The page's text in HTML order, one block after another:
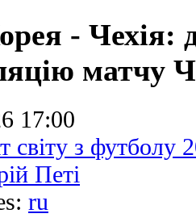
- Чехія:
матчу
17:00
світу з футболу
Петі
ru